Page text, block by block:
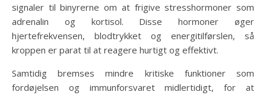
signaler til binyrerne om at frigive stresshormoner som
adrenalin og kortisol. Disse hormoner øger
hjertefrekvensen, blodtrykket og energitilførslen, så
kroppen er parat til at reagere hurtigt og effektivt.
Samtidig bremses mindre kritiske funktioner som
fordøjelsen og immunforsvaret midlertidigt, for at